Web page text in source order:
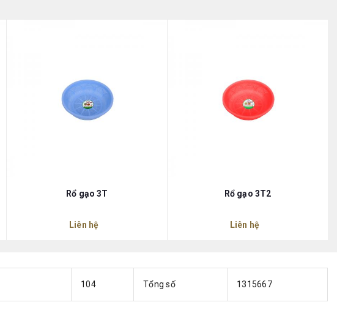
Rổ gạo 3T
Liên hệ
Rổ gạo 3T2
Liên hệ
104 Tổng số 1315667